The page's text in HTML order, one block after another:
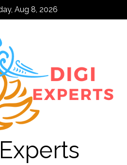
Aug 8, 2026